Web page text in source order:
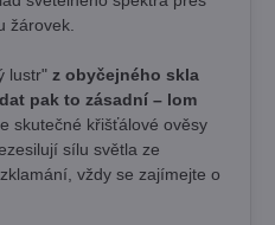
lustr" z obyčejného skla
pak to zásadní – lom
skutečné křišťálové ověsy
sílu světla ze
vždy se zajímejte o